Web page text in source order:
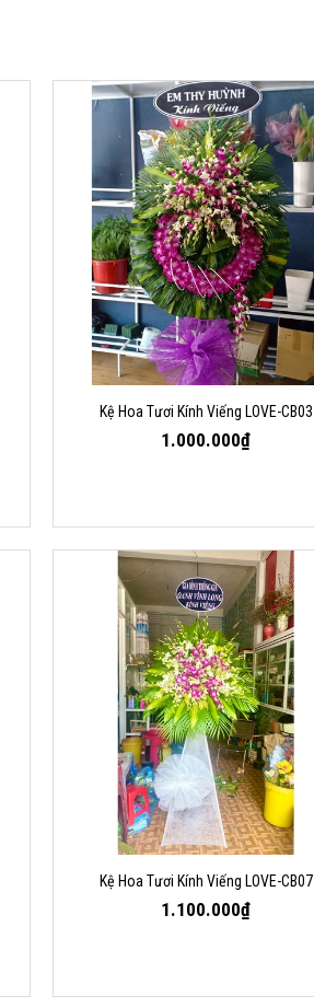
Kệ Hoa Tươi Kính Viếng LOVE-CB03
1.000.000₫
Kệ Hoa Tươi Kính Viếng LOVE-CB07
1.100.000₫